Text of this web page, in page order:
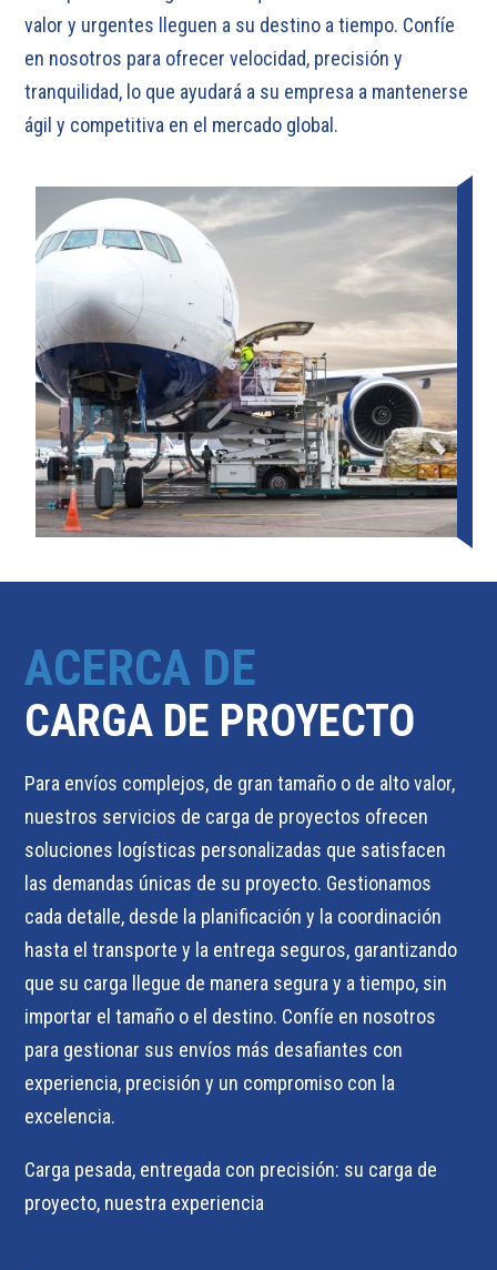
valor y urgentes lleguen a su destino a tiempo. Confíe
en nosotros para ofrecer velocidad, precisión y
tranquilidad, lo que ayudará a su empresa a mantenerse
ágil y competitiva en el mercado global.
ACERCA DE
CARGA DE PROYECTO
Para envíos complejos, de gran tamaño o de alto valor,
nuestros servicios de carga de proyectos ofrecen
soluciones logísticas personalizadas que satisfacen
las demandas únicas de su proyecto. Gestionamos
cada detalle, desde la planificación y la coordinación
hasta el transporte y la entrega seguros, garantizando
que su carga llegue de manera segura y a tiempo, sin
importar el tamaño o el destino. Confíe en nosotros
para gestionar sus envíos más desafiantes con
experiencia, precisión y un compromiso con la
excelencia.
Carga pesada, entregada con precisión: su carga de
proyecto, nuestra experiencia